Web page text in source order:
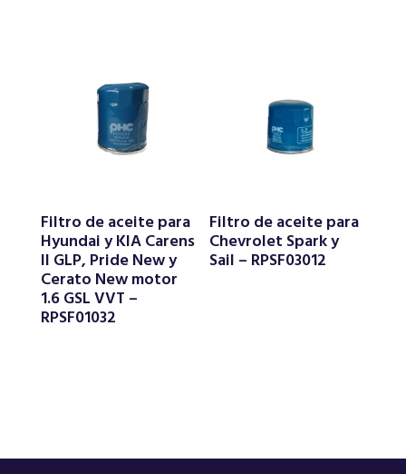
Filtro de aceite para
Hyundai y KIA Carens
II GLP, Pride New y
Cerato New motor
1.6 GSL VVT –
RPSF01032
Filtro de aceite para
Chevrolet Spark y
Sail – RPSF03012